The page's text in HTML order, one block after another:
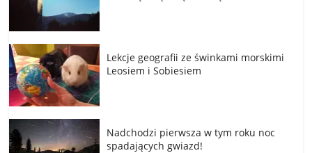
Lekcje geografii ze świnkami morskimi
Leosiem i Sobiesiem
Nadchodzi pierwsza w tym roku noc
spadających gwiazd!